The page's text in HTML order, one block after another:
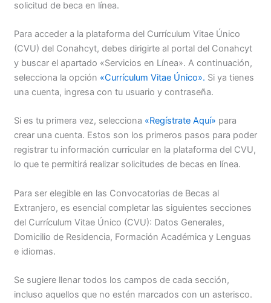
solicitud de beca en línea.
Para acceder a la plataforma del Currículum Vitae Único
(CVU) del Conahcyt, debes dirigirte al portal del Conahcyt
y buscar el apartado «Servicios en Línea». A continuación,
selecciona la opción «Currículum Vitae Único». Si ya tienes
una cuenta, ingresa con tu usuario y contraseña.
Si es tu primera vez, selecciona «Regístrate Aquí» para
crear una cuenta. Estos son los primeros pasos para poder
registrar tu información curricular en la plataforma del CVU,
lo que te permitirá realizar solicitudes de becas en línea.
Para ser elegible en las Convocatorias de Becas al
Extranjero, es esencial completar las siguientes secciones
del Currículum Vitae Único (CVU): Datos Generales,
Domicilio de Residencia, Formación Académica y Lenguas
e idiomas.
Se sugiere llenar todos los campos de cada sección,
incluso aquellos que no estén marcados con un asterisco.